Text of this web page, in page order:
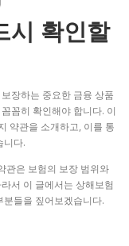
시 확인할
장하는 중요한 금융 상품
꼼히 확인해야 합니다. 이
약관을 소개하고, 이를 통
니다.
관은 보험의 보장 범위와
서 이 글에서는 상해보험
들을 짚어보겠습니다.